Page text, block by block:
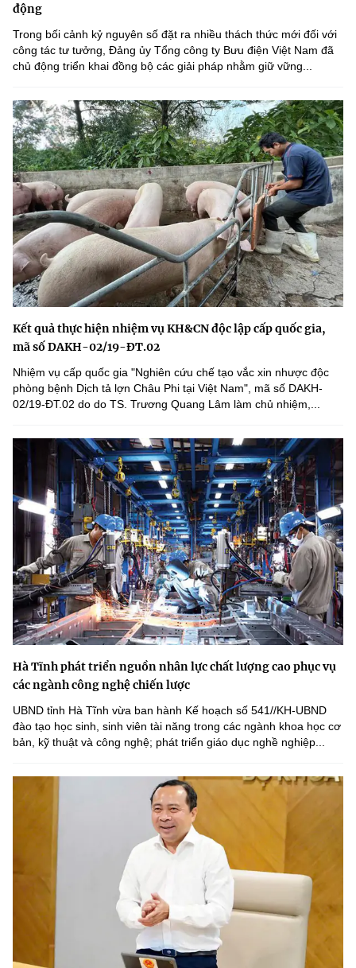
động
Trong bối cảnh kỷ nguyên số đặt ra nhiều thách thức mới đối với
công tác tư tưởng, Đảng ủy Tổng công ty Bưu điện Việt Nam đã
chủ động triển khai đồng bộ các giải pháp nhằm giữ vững...
Kết quả thực hiện nhiệm vụ KH&CN độc lập cấp quốc gia,
mã số DAKH-02/19-ĐT.02
Nhiệm vụ cấp quốc gia "Nghiên cứu chế tạo vắc xin nhược độc
phòng bệnh Dịch tả lợn Châu Phi tại Việt Nam", mã số DAKH-
02/19-ĐT.02 do do TS. Trương Quang Lâm làm chủ nhiệm,...
Hà Tĩnh phát triển nguồn nhân lực chất lượng cao phục vụ
các ngành công nghệ chiến lược
UBND tỉnh Hà Tĩnh vừa ban hành Kế hoạch số 541//KH-UBND
đào tạo học sinh, sinh viên tài năng trong các ngành khoa học cơ
bản, kỹ thuật và công nghệ; phát triển giáo dục nghề nghiệp...